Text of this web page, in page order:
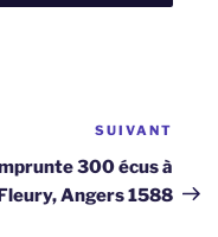
SUIVANT
300 écus à
Angers 1588